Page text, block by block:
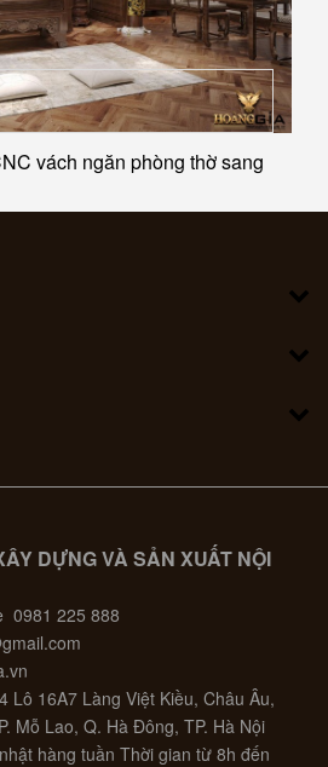
vách ngăn phòng thờ sang
DỰNG VÀ SẢN XUẤT NỘI
0981 225 888
Lô 16A7 Làng Việt Kiều, Châu Âu,
Mỗ Lao, Q. Hà Đông, TP. Hà Nội
hàng tuần Thời gian từ 8h đến